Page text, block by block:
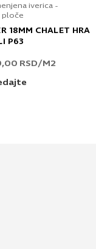
iverica -
ploče
18MM CHALET
P63
RSD/M2